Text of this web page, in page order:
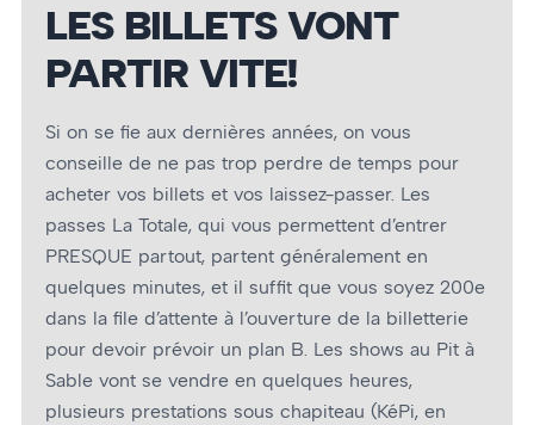
LES BILLETS VONT
PARTIR VITE!
Si on se fie aux dernières années, on vous
conseille de ne pas trop perdre de temps pour
acheter vos billets et vos laissez-passer. Les
passes La Totale, qui vous permettent d’entrer
PRESQUE partout, partent généralement en
quelques minutes, et il suffit que vous soyez 200e
dans la file d’attente à l’ouverture de la billetterie
pour devoir prévoir un plan B. Les shows au Pit à
Sable vont se vendre en quelques heures,
plusieurs prestations sous chapiteau (KéPi, en